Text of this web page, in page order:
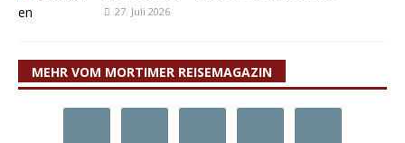
27. Juli 2026
MEHR VOM MORTIMER REISEMAGAZIN